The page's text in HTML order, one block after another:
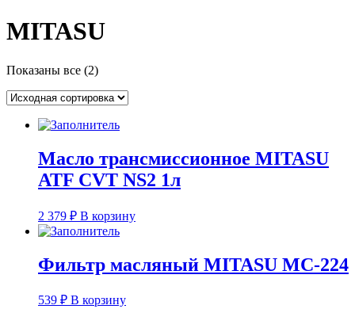
MITASU
Показаны все (2)
Масло трансмиссионное MITASU
ATF CVT NS2 1л
2 379 ₽ В корзину
Фильтр масляный MITASU MC-224
539 ₽ В корзину